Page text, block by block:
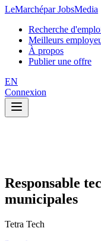
LeMarchépar JobsMedia
Recherche
Meilleurs
À propos
Publier une offre
EN
Connexion
Responsable
municipales
Tetra Tech